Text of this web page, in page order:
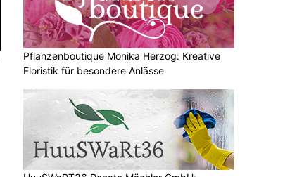
Pflanzenboutique Monika Herzog: Kreative
Floristik für besondere Anlässe